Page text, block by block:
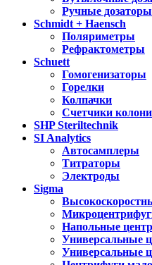
Ручные дозаторы
Schmidt + Haensch
Поляриметры
Рефрактометры
Schuett
Гомогенизаторы
Горелки
Колпачки
Счетчики
SHP Steriltechnik
SI Analytics
Автосамплеры
Титраторы
Электроды
Sigma
Напольные
Универсальные
Универсальные